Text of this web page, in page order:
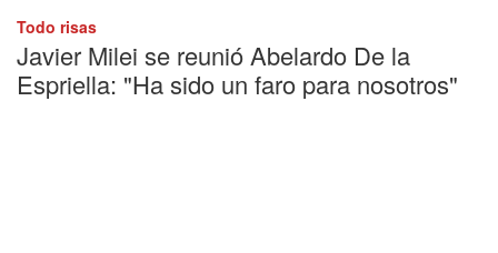
Todo risas
Javier Milei se reunió Abelardo De la
Espriella: "Ha sido un faro para nosotros"